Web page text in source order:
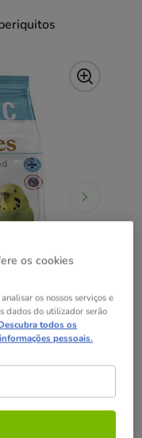
os cookies
os nossos serviços e
dados do utilizador serão
todos os
pessoais.